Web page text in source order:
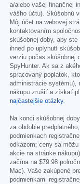
a/alebo vašej finančnej
vášho účtu). Skúšobnú
Môj účet na webovej
kontaktovaním
skúšobnej doby, aby
ihneď po uplynutí
verziu počas skúšobnej
SpyHunter. Ak sa z
spracovaný poplatok,
administrácie systému),
nákupu zrušiť a získať
najčastejšie otázky.
Na konci skúšobnej
za obdobie
podmienkach
odkazom; ceny sa
akcie na stránke
začína na $79.98
Mac). Vaše zakúpené
podmienkami